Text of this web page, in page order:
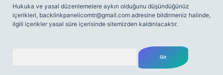
Hukuka ve yasal düzenlemelere aykırı olduğunu düşündüğünüz
içerikleri, backlinkpanelicomtr@gmail.com adresine bildirmeniz halinde,
ilgili içerikler yasal süre içerisinde sitemizden kaldırılacaktır.